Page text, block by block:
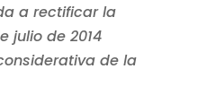
a rectificar la
julio de 2014
de la